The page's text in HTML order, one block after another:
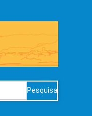
Pesquisar
por: